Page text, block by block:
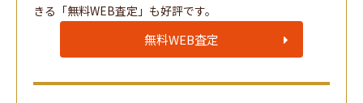
きる「無料WEB査定」も好評です。
無料WEB査定